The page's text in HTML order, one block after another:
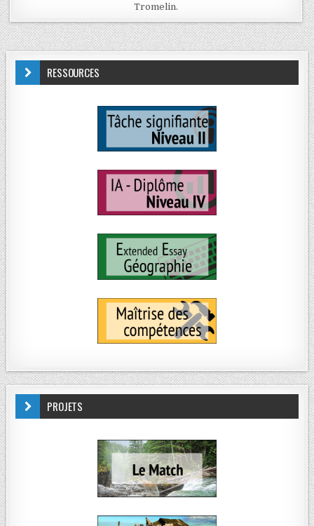
Tromelin.
RESSOURCES
PROJETS